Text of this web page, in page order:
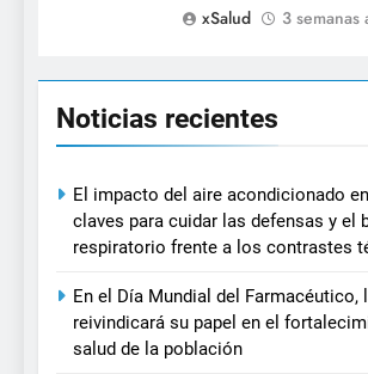
xSalud
3 semanas
Noticias recientes
El impacto del aire acondicionado
claves para cuidar las defensas y el
respiratorio frente a los contrastes
En el Día Mundial del Farmacéutico,
reivindicará su papel en el
salud de la población